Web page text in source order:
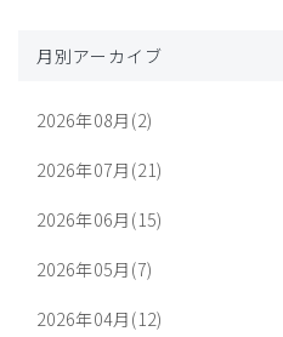
月別アーカイブ
2026年08月(2)
2026年07月(21)
2026年06月(15)
2026年05月(7)
2026年04月(12)